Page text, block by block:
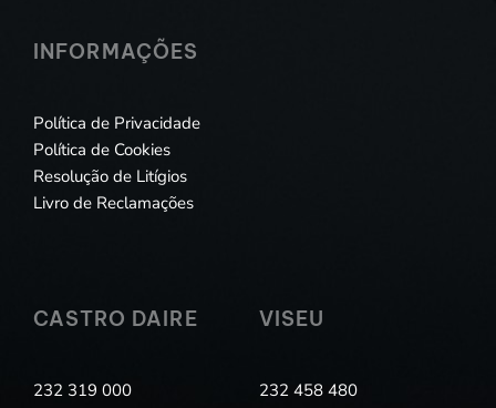
INFORMAÇÕES
Política de Privacidade
Política de Cookies
Resolução de Litígios
Livro de Reclamações
CASTRO DAIRE
232 319 000
VISEU
232 458 480